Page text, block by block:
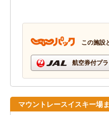
この施設
航空券付プ
マウントレースイスキー場